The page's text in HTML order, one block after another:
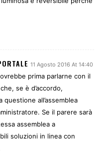
11 Agosto 2016 At 14:40
prima parlarne con il
se è d’accordo,
questione all’assemblea
Se il parere sarà
assemblea a
soluzioni in linea con